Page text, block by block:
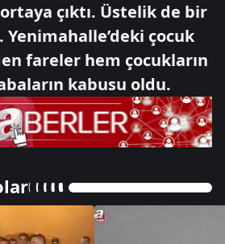
çıktı. Üstelik de bir
Yenimahalle’deki çocuk
fareler hem çocukların
kabusu oldu.